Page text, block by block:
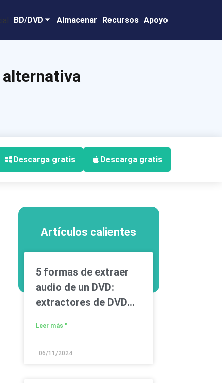
BD/DVD Almacenar Recursos Apoyo
alternativa
Descarga gratis Descarga gratis
Artículos calientes
5 formas de extraer
audio de un DVD:
extractores de DVD
Leer más "
06/11/2024